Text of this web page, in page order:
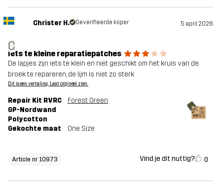
C
Christer H. Geverifieerde koper 5 april 2026
Iets te kleine reparatiepatches
De lapjes zijn iets te klein en niet geschikt om het kruis van de
broek te repareren, de lijm is niet zo sterk
Dit is een vertaling. Laat orgineel zien.
Repair Kit RVRC
GP-Nordwand
Polycotton
Forest Green
Gekochte maat One Size
Article nr 10973 Vind je dit nuttig? 0